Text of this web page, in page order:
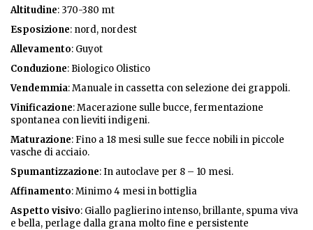
Altitudine: 370-380 mt
Esposizione: nord, nordest
Allevamento: Guyot
Conduzione: Biologico Olistico
Vendemmia: Manuale in cassetta con selezione dei grappoli.
Vinificazione: Macerazione sulle bucce, fermentazione
spontanea con lieviti indigeni.
Maturazione: Fino a 18 mesi sulle sue fecce nobili in piccole
vasche di acciaio.
Spumantizzazione: In autoclave per 8 – 10 mesi.
Affinamento: Minimo 4 mesi in bottiglia
Aspetto visivo: Giallo paglierino intenso, brillante, spuma viva
e bella, perlage dalla grana molto fine e persistente